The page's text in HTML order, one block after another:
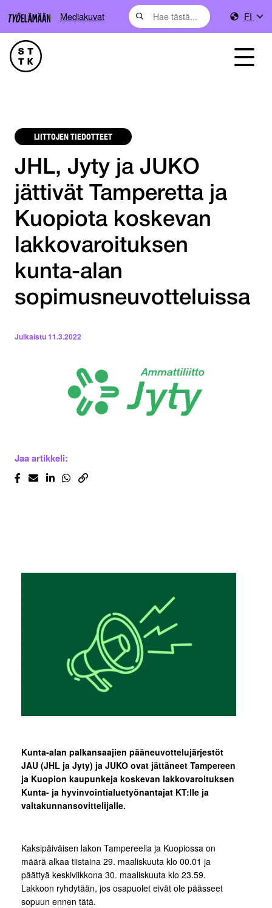
Mediakuvat FI
LIITTOJEN TIEDOTTEET
JHL, Jyty ja JUKO
jättivät Tamperetta ja
Kuopiota koskevan
lakkovaroituksen
kunta-alan
sopimusneuvotteluissa
Julkaistu11.3.2022
Jaa artikkeli:
Kunta-alan palkansaajien pääneuvottelujärjestöt
JAU (JHL ja Jyty) ja JUKO ovat jättäneet Tampereen
ja Kuopion kaupunkeja koskevan lakkovaroituksen
Kunta- ja hyvinvointialuetyönantajat KT:lle ja
valtakunnansovittelijalle.
Kaksipäiväisen lakon Tampereella ja Kuopiossa on
määrä alkaa tiistaina 29. maaliskuuta klo 00.01 ja
päättyä keskiviikkona 30. maaliskuuta klo 23.59.
Lakkoon ryhdytään, jos osapuolet eivät ole päässeet
sopuun ennen tätä.